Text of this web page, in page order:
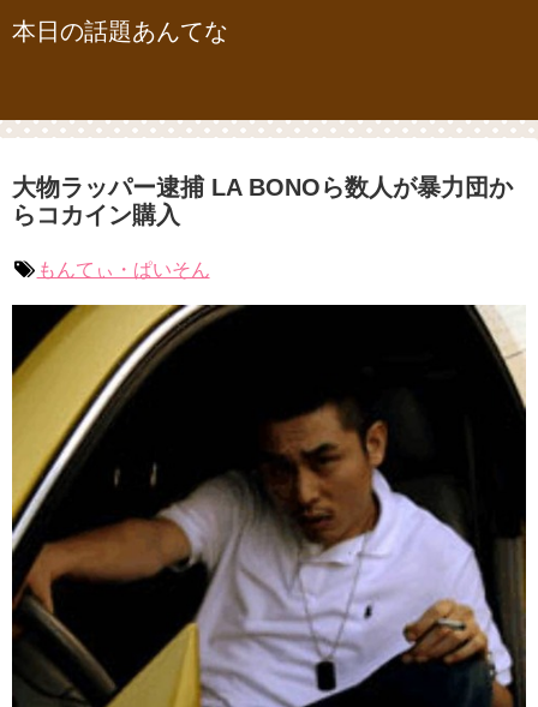
本日の話題あんてな
大物ラッパー逮捕 LA BONOら数人が暴力団か
らコカイン購入
もんてぃ・ぱいそん